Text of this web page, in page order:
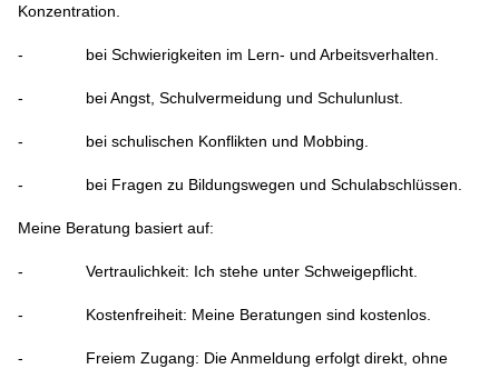
Konzentration.
- bei Schwierigkeiten im Lern- und Arbeitsverhalten.
- bei Angst, Schulvermeidung und Schulunlust.
- bei schulischen Konflikten und Mobbing.
- bei Fragen zu Bildungswegen und Schulabschlüssen.
Meine Beratung basiert auf:
- Vertraulichkeit: Ich stehe unter Schweigepflicht.
- Kostenfreiheit: Meine Beratungen sind kostenlos.
- Freiem Zugang: Die Anmeldung erfolgt direkt, ohne